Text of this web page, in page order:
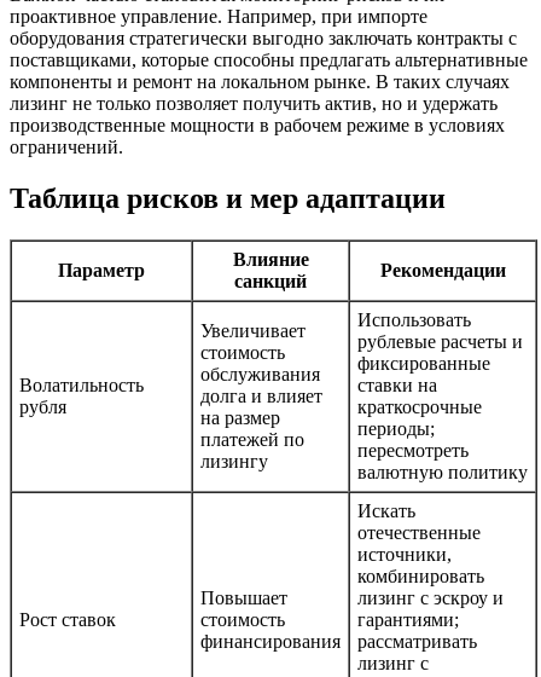
проактивное управление. Например, при импорте
оборудования стратегически выгодно заключать контракты с
поставщиками, которые способны предлагать альтернативные
компоненты и ремонт на локальном рынке. В таких случаях
лизинг не только позволяет получить актив, но и удержать
производственные мощности в рабочем режиме в условиях
ограничений.
Таблица рисков и мер адаптации
Параметр
Влияние
санкций
Рекомендации
Волатильность
рубля
Увеличивает
стоимость
обслуживания
долга и влияет
на размер
платежей по
лизингу
Использовать
рублевые расчеты и
фиксированные
ставки на
краткосрочные
периоды;
пересмотреть
валютную политику
Рост ставок
Повышает
стоимость
финансирования
Искать
отечественные
источники,
комбинировать
лизинг с эскроу и
гарантиями;
рассматривать
лизинг с